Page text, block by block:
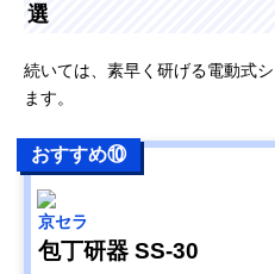
選
続いては、素早く研げる電動式
ます。
おすすめ⑩
京セラ
包丁研器 SS-30